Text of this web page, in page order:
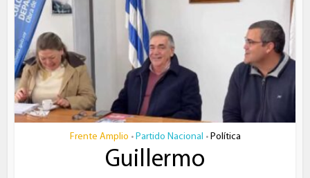
Frente Amplio • Partido Nacional • Política
Guillermo